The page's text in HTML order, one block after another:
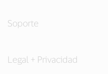
Soporte
Legal + Privacidad